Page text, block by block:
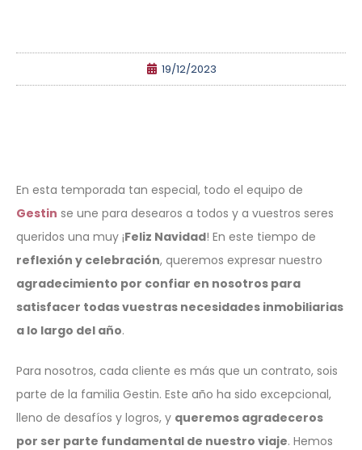
19/12/2023
En esta temporada tan especial, todo el equipo de
Gestin se une para desearos a todos y a vuestros seres
queridos una muy ¡Feliz Navidad! En este tiempo de
reflexión y celebración, queremos expresar nuestro
agradecimiento por confiar en nosotros para
satisfacer todas vuestras necesidades inmobiliarias
a lo largo del año.
Para nosotros, cada cliente es más que un contrato, sois
parte de la familia Gestin. Este año ha sido excepcional,
lleno de desafíos y logros, y queremos agradeceros
por ser parte fundamental de nuestro viaje. Hemos